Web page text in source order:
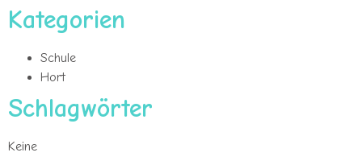
Kategorien
Schule
Hort
Schlagwörter
Keine